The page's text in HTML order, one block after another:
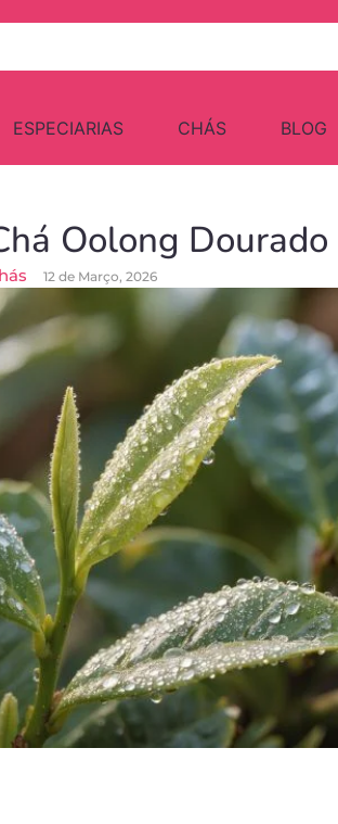
ESPECIARIAS CHÁS BLOG
Oolong Dourado
12 de Março, 2026